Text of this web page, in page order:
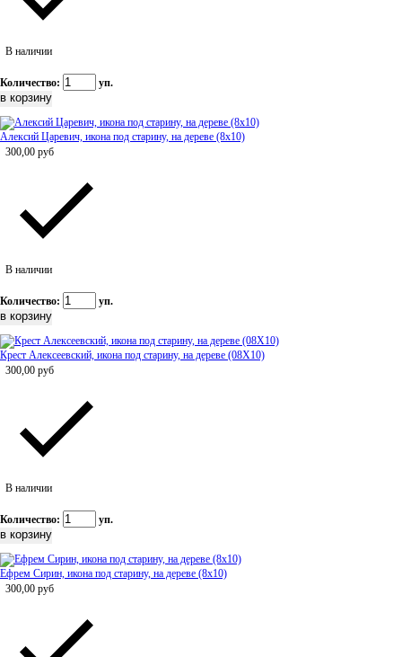
В наличии
Количество: уп.
Алексий Царевич, икона под старину, на дереве (8x10)
300,00 руб
В наличии
Количество: уп.
Крест Алексеевский, икона под старину, на дереве (08Х10)
300,00 руб
В наличии
Количество: уп.
Ефрем Сирин, икона под старину, на дереве (8x10)
300,00 руб